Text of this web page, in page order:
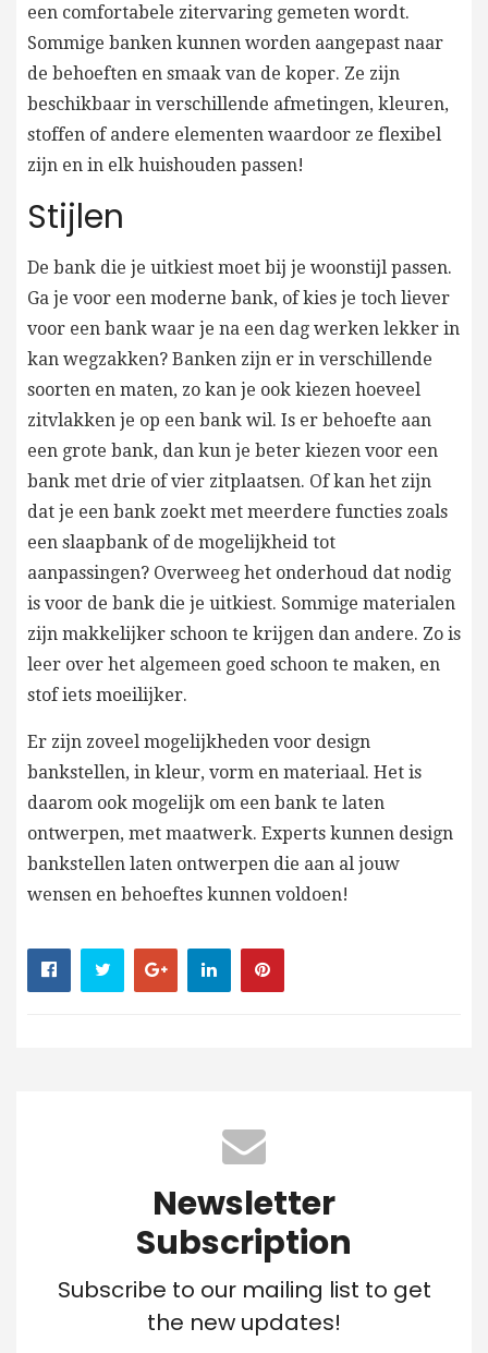
een comfortabele zitervaring gemeten wordt.
Sommige banken kunnen worden aangepast naar
de behoeften en smaak van de koper. Ze zijn
beschikbaar in verschillende afmetingen, kleuren,
stoffen of andere elementen waardoor ze flexibel
zijn en in elk huishouden passen!
Stijlen
De bank die je uitkiest moet bij je woonstijl passen.
Ga je voor een moderne bank, of kies je toch liever
voor een bank waar je na een dag werken lekker in
kan wegzakken? Banken zijn er in verschillende
soorten en maten, zo kan je ook kiezen hoeveel
zitvlakken je op een bank wil. Is er behoefte aan
een grote bank, dan kun je beter kiezen voor een
bank met drie of vier zitplaatsen. Of kan het zijn
dat je een bank zoekt met meerdere functies zoals
een slaapbank of de mogelijkheid tot
aanpassingen? Overweeg het onderhoud dat nodig
is voor de bank die je uitkiest. Sommige materialen
zijn makkelijker schoon te krijgen dan andere. Zo is
leer over het algemeen goed schoon te maken, en
stof iets moeilijker.
Er zijn zoveel mogelijkheden voor design
bankstellen, in kleur, vorm en materiaal. Het is
daarom ook mogelijk om een bank te laten
ontwerpen, met maatwerk. Experts kunnen design
bankstellen laten ontwerpen die aan al jouw
wensen en behoeftes kunnen voldoen!
Newsletter
Subscription
Subscribe to our mailing list to get
the new updates!